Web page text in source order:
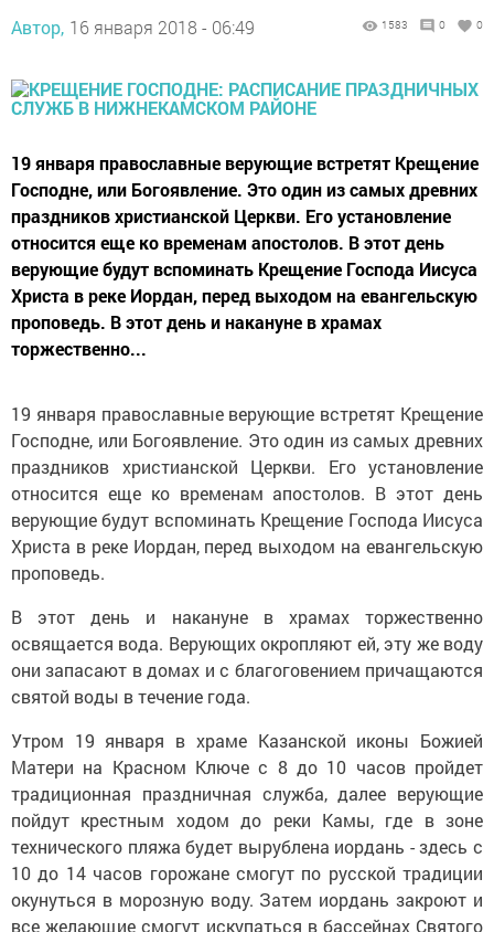
Автор, 16 января 2018 - 06:49 1583 0 0
19 января православные верующие встретят Крещение
Господне, или Богоявление. Это один из самых древних
праздников христианской Церкви. Его установление
относится еще ко временам апостолов. В этот день
верующие будут вспоминать Крещение Господа Иисуса
Христа в реке Иордан, перед выходом на евангельскую
проповедь. В этот день и накануне в храмах
торжественно...
19 января православные верующие встретят Крещение
Господне, или Богоявление. Это один из самых древних
праздников христианской Церкви. Его установление
относится еще ко временам апостолов. В этот день
верующие будут вспоминать Крещение Господа Иисуса
Христа в реке Иордан, перед выходом на евангельскую
проповедь.
В этот день и накануне в храмах торжественно
освящается вода. Верующих окропляют ей, эту же воду
они запасают в домах и с благоговением причащаются
святой воды в течение года.
Утром 19 января в храме Казанской иконы Божией
Матери на Красном Ключе с 8 до 10 часов пройдет
традиционная праздничная служба, далее верующие
пойдут крестным ходом до реки Камы, где в зоне
технического пляжа будет вырублена иордань - здесь с
10 до 14 часов горожане смогут по русской традиции
окунуться в морозную воду. Затем иордань закроют и
все желающие смогут искупаться в бассейнах Святого